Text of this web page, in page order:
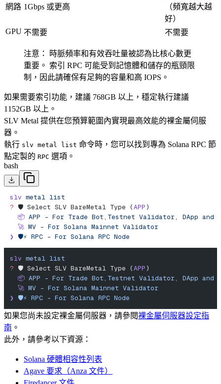
網路 1Gbps 或更高
（頻寬越大越
好）
GPU 不需要 不需要
注意： 時脈頻率和有效吞吐量被認為比核心數更
重要。 索引 RPC 可能受到記憶體和儲存的瓶頸限
制，因此請確保有足夠的容量和高 IOPS。
如果需要索引功能，建議 768GB 以上，穩定執行建議
1152GB 以上。
SLV Metal 提供在您預算範圍內實現最高效能的裸金屬伺服
器。
執行 slv metal list 命令時，您可以找到專為 Solana RPC 節
點定製的 RPC 選項。
bash
slv metal list
? 🛡️ Select SLV BareMetal Type (APP)
  📦
APP - For Trade Bot,Testnet Validator, DApp and
  🚀
MV - For Solana Mainnet Validator
❯ 🛡️⚡️ RPC - For Solana RPC Node
slv metal list
? 🛡️ Select SLV BareMetal Type (APP)
  📦
APP - For Trade Bot,Testnet Validator, DApp and
  🚀
MV - For Solana Mainnet Validator
❯ 🛡️⚡️ RPC - For Solana RPC Node
如果您尚未設定裸金屬伺服器，請參閱裸金屬伺服器設定指
南 。
此外，請參考以下資源：
Solana 硬體相容性列表
Agave 要求（Anza 文件）